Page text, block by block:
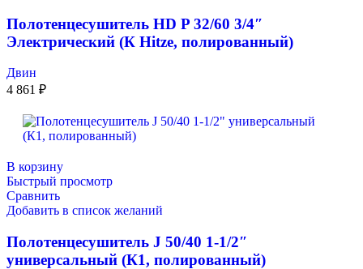
Полотенцесушитель HD P 32/60 3/4″
Электрический (К Hitze, полированный)
Двин
4 861 ₽
В корзину
Быстрый просмотр
Сравнить
Добавить в список желаний
Полотенцесушитель J 50/40 1-1/2″
универсальный (К1, полированный)